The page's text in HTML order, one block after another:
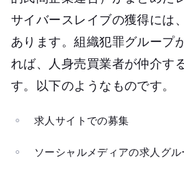
サイバースレイブの獲得には
あります。組織犯罪グループ
れば、人身売買業者が仲介す
す。以下のようなものです。
求人サイトでの募集
ソーシャルメディアの求人グ